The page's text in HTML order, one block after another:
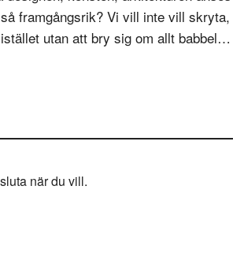
framgångsrik? Vi vill inte vill skryta,
utan att bry sig om allt babbel…
när du vill.